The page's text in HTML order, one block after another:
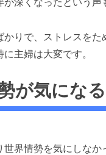
りで、ストレスをた
主婦は大変です。
が気になる
世界情勢を気にしなか